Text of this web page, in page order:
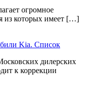
огромное
из которых имеет […]
Kia. Список
дилерских
к коррекции